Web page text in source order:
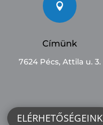

Címünk
7624 Pécs, Attila u. 3.
ELÉRHETŐSÉGEINK